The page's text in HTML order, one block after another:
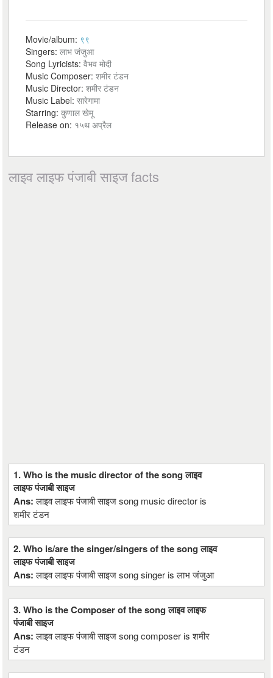
Movie/album: ९९
Singers:लाभ जंजुआ
Song Lyricists:वैभव मोदी
Music Composer:शमीर टंडन
Music Director:शमीर टंडन
Music Label:सारेगामा
Starring:कुणाल खेमू
Release on: १५थ अप्रैल
लाइव लाइफ पंजाबी साइज facts
1. Who is the music director of the song लाइव
लाइफ पंजाबी साइज
Ans:लाइव लाइफ पंजाबी साइज song music director is
शमीर टंडन
2. Who is/are the singer/singers of the song लाइव
लाइफ पंजाबी साइज
Ans:लाइव लाइफ पंजाबी साइज song singer is लाभ जंजुआ
3. Who is the Composer of the song लाइव लाइफ
पंजाबी साइज
Ans:लाइव लाइफ पंजाबी साइज song composer is शमीर
टंडन